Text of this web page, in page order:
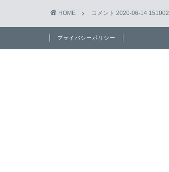
HOME コメント 2020-06-14 151002
プライバシーポリシー